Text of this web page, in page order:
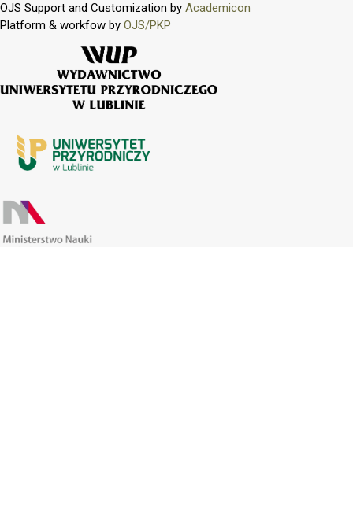
OJS Support and Customization by Academicon
Platform & workfow by OJS/PKP